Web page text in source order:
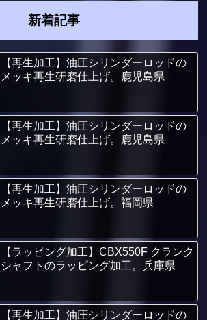
新着記事
【再生加工】油圧シリンダーロッドの
メッキ再生研磨仕上げ。鹿児島県
【再生加工】油圧シリンダーロッドの
メッキ再生研磨仕上げ。鹿児島県
【再生加工】油圧シリンダーロッドの
メッキ再生研磨仕上げ。福岡県
【ラッピング加工】CBX550F クランク
シャフトのラッピング加工。兵庫県
【再生加工】油圧シリンダーロッドの